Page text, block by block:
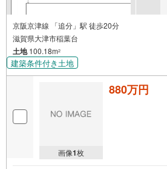
京阪京津線 「追分」駅 徒歩20分
滋賀県大津市稲葉台
土地100.18m2
建築条件付き土地
画像1枚
880万円